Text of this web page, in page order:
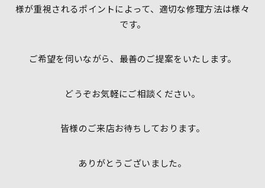
様が重視されるポイントによって、適切な修理方法は様々
です。
ご希望を伺いながら、最善のご提案をいたします。
どうぞお気軽にご相談ください。
皆様のご来店お待ちしております。
ありがとうございました。